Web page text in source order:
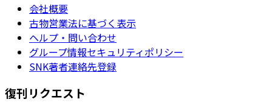
会社概要
古物営業法に基づく表示
ヘルプ・問い合わせ
グループ情報セキュリティポリシー
SNK著者連絡先登録
復刊リクエスト